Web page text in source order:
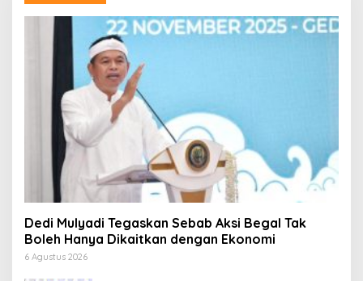
Dedi Mulyadi Tegaskan Sebab Aksi Begal Tak
Boleh Hanya Dikaitkan dengan Ekonomi
6 Agustus 2026